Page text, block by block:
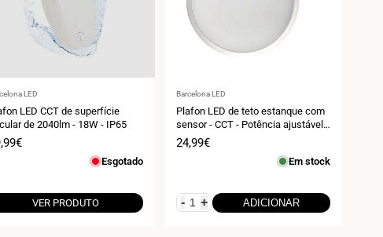
LED
LED CCT de superfície
de 2040lm - 18W - IP65
Esgotado
VER PRODUTO
Fornecedor:
Barcelona LED
Plafon LED de teto estanque com
sensor - CCT - Potência ajustável
12W-16W - Ø30cm - IP65
Preço
24,99€
Em stock
- + ADICIONAR